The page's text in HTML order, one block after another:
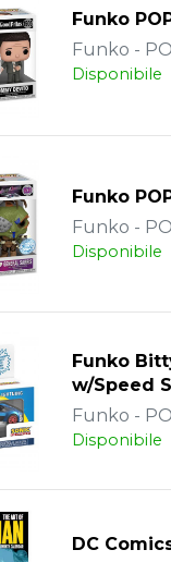
Funko
Funko -
Disponibile
Funko
Funko -
Disponibile
Funko
w/Speed
Funko -
Disponibile
DC